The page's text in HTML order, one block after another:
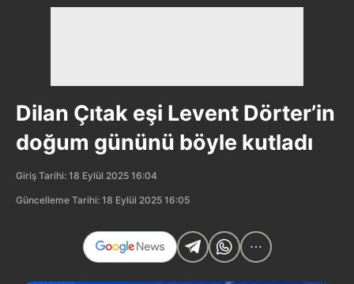
Dilan Çıtak eşi Levent Dörter’in
doğum gününü böyle kutladı
Giriş Tarihi: 18 Eylül 2025 16:04
Güncelleme Tarihi: 18 Eylül 2025 16:05